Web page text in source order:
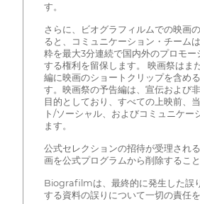
す。
さらに、ビオグラフィルムでの映画
ると、コミュニケーション・チーム
粋を最大3分連続で国内外のプロモー
する権利を留保します。 映画祭はま
編に映画のショートクリップを含め
す。映画祭の予告編は、宣伝および
目的としており、すべての上映前、
ト/ソーシャル、およびコミュニケー
ます。
公式セレクションの招待が受理され
画を公式プログラムから削除すること
Biografilmは、最終的に発生した誤
する資料の誤りについて一切の責任を